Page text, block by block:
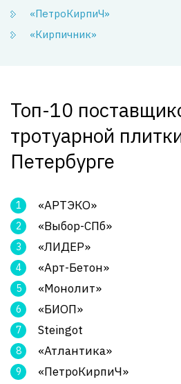
«ПетроКирпиЧ»
«Кирпичник»
Топ-10
тротуарной
Петербурге
«АРТЭКО»
«Выбор-СПб»
«ЛИДЕР»
«Арт-Бетон»
«Монолит»
«БИОП»
Steingot
«Атлантика»
«ПетроКирпиЧ»